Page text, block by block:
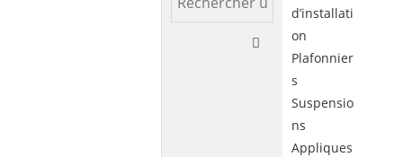
d’installati
on
Plafonnier
s
Suspensio
ns
Appliques